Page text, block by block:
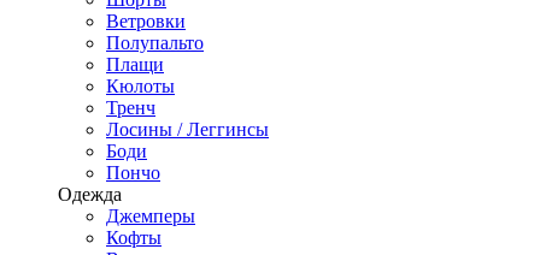
Ветровки
Полупальто
Плащи
Кюлоты
Тренч
Лосины / Леггинсы
Боди
Пончо
Одежда
Джемперы
Кофты